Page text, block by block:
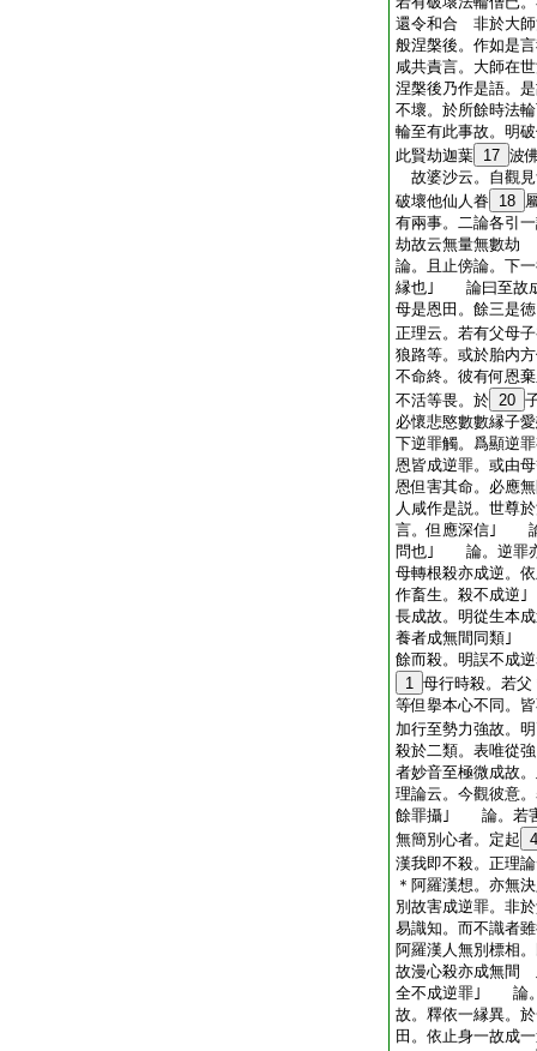
還令和合 非於大師
般涅槃後。作如是
咸共責言。大師在
涅槃後乃作是語。
不壞。於所餘時
輪至有此事故。明
此賢劫迦葉 17 波
故婆沙云。自觀
破壞他仙人眷 18
有兩事。二論各引
劫故云無量無數劫
論。且止傍論。下
縁也｣ 論曰至故成
母是恩田。餘三是
正理云。若有父母
狼路等。或於胎内
不命終。彼有何恩
不活等畏。於 20
必懷悲愍數數縁子
下逆罪觸。爲顯逆
恩皆成逆罪。或由
恩但害其命。必應
人咸作是説。世尊
言。但應深信｣ 論
問也｣ 論。逆罪亦
母轉根殺亦成逆。
作畜生。殺不成
長成故。明從生本
養者成無間同類｣
餘而殺。明誤不成
1 母行時殺。若父
等但擧本心不同
加行至勢力強故。
殺於二類。表唯
者妙音至極微成故
理論云。今觀彼意
餘罪攝｣ 論。若害
無簡別心者。定起 4
漢我即不殺。正理
＊阿羅漢想。亦無
別故害成逆罪。非
易識知。而不識者
阿羅漢人無別標相
故漫心殺亦成無間
全不成逆罪｣ 論。
故。釋依一縁異。
田。依止身一故成